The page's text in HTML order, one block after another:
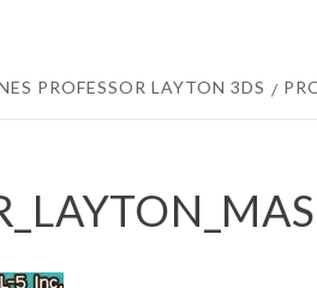
PROFESSOR LAYTON 3DS